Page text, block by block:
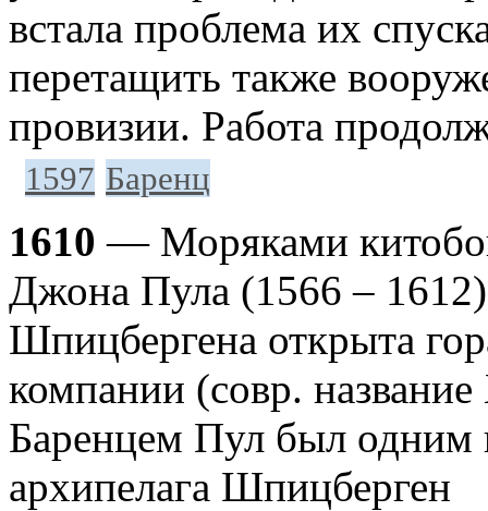
встала проблема их
перетащить также
провизии. Работа
1597 Баренц
1610 — Моряками
Джона Пула (1566 –
Шпицбергена открыта
компании (совр.
Баренцем Пул был одним
архипелага Шпицберген